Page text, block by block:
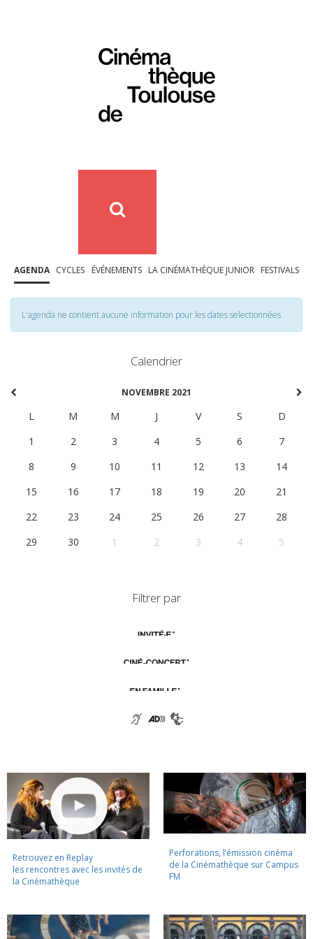
AGENDA CYCLES ÉVÉNEMENTS LA CINÉMATHÈQUE JUNIOR FESTIVALS
L'agenda ne contient aucune information pour les dates selectionnées
Calendrier
NOVEMBRE 2021
L M M J V S
D
1
2 3 4 5 6
7
8
9 10 11 12 13
14
15
16 17 18 19 20
21
22
23 24 25 26 27
28
29
30 1 2 3 4 5
Filtrer par
Retrouvez en Replay
les rencontres avec les invités de
la Cinémathèque
Perforations, l’émission cinéma
de la Cinémathèque sur Campus
FM